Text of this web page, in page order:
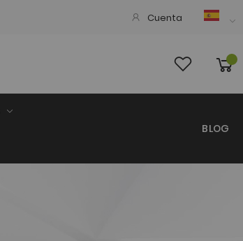
Cuenta
BLOG